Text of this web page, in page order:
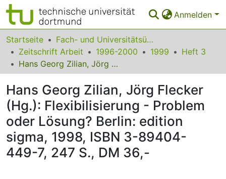
Anmelden
Bereiche & Sammlungen
Das gesamte Repositorium
FAQ
Leitlinien
Zurück zur Startseite
Startseite
Fach- und Universitätsübergreifendes
Zeitschrift Arbeit
1996-2000 1999
Heft 3
Hans Georg Zilian, Jörg Flecker (Hg.): Flexibilisierung - Problem oder Lösung? Berlin: edition sigma, 1998, ISBN 3-89404-449-7, 247 S., DM 36,-
Hans Georg Zilian, Jörg Flecker
(Hg.): Flexibilisierung - Problem
oder Lösung? Berlin: edition
sigma, 1998, ISBN 3-89404-
449-7, 247 S., DM 36,-